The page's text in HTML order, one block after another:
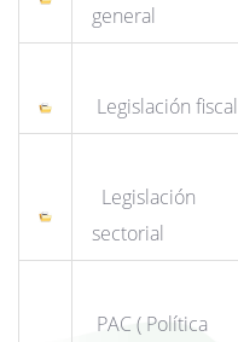
general
Legislación fiscal
Legislación
sectorial
PAC ( Política